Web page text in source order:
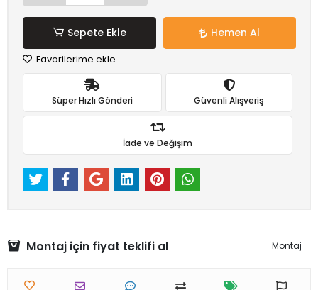
Sepete Ekle Hemen Al
Favorilerime ekle
Süper Hızlı Gönderi Güvenli Alışveriş
İade ve Değişim
Montaj için fiyat teklifi al Montaj